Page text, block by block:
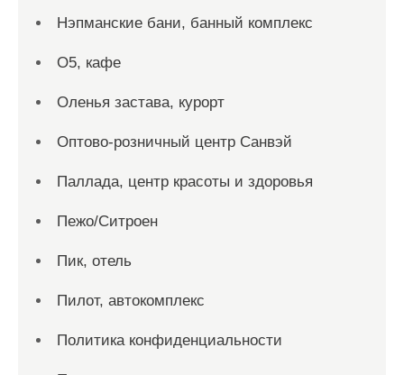
Нэпманские бани, банный комплекс
О5, кафе
Оленья застава, курорт
Оптово-розничный центр Санвэй
Паллада, центр красоты и здоровья
Пежо/Ситроен
Пик, отель
Пилот, автокомплекс
Политика конфиденциальности